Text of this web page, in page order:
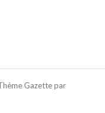
Gazette par